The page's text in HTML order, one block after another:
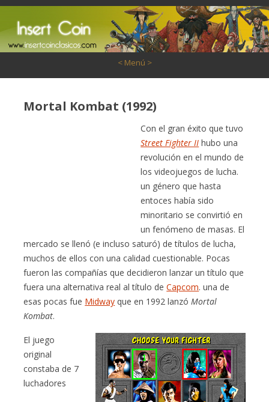
< Menú >
Mortal Kombat (1992)
Con el gran éxito que tuvo
Street Fighter II hubo una
revolución en el mundo de
los videojuegos de lucha.
un género que hasta
entoces había sido
minoritario se convirtió en
un fenómeno de masas. El
mercado se llenó (e incluso saturó) de títulos de lucha,
muchos de ellos con una calidad cuestionable. Pocas
fueron las compañías que decidieron lanzar un título que
fuera una alternativa real al título deCapcom. una de
esas pocas fue Midway que en 1992 lanzó Mortal
Kombat.
El juego
original
constaba de 7
luchadores